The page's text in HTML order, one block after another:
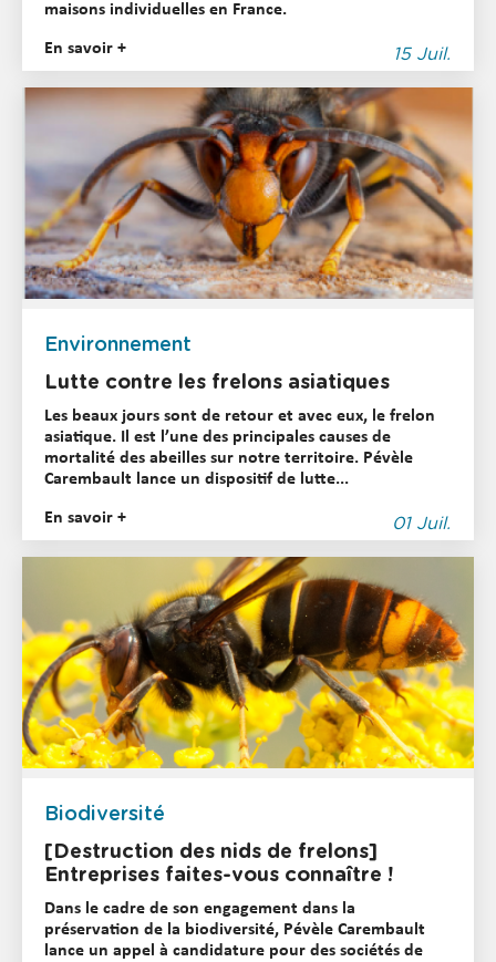
maisons individuelles en France.
En savoir + 15 Juil.
Environnement
Lutte contre les frelons asiatiques
Les beaux jours sont de retour et avec eux, le frelon
asiatique. Il est l’une des principales causes de
mortalité des abeilles sur notre territoire. Pévèle
Carembault lance un dispositif de lutte...
En savoir + 01 Juil.
Biodiversité
[Destruction des nids de frelons]
Entreprises faites-vous connaître !
Dans le cadre de son engagement dans la
préservation de la biodiversité, Pévèle Carembault
lance un appel à candidature pour des sociétés de